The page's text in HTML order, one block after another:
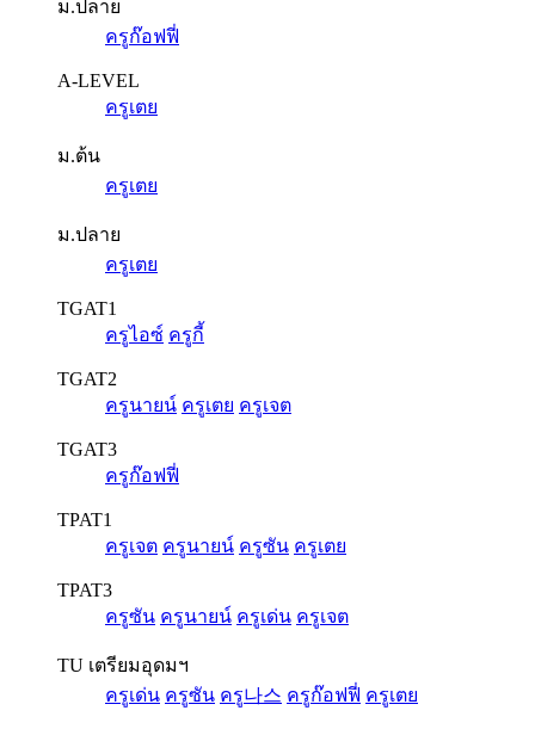
ม.ปลาย
ครูก๊อฟฟี่
A-LEVEL
ครูเตย
ม.ต้น
ครูเตย
ม.ปลาย
ครูเตย
TGAT1
ครูไอซ์ ครูกี้
TGAT2
ครูนายน์ ครูเตย ครูเจต
TGAT3
ครูก๊อฟฟี่
TPAT1
ครูเจต ครูนายน์ ครูซัน ครูเตย
TPAT3
ครูซัน ครูนายน์ ครูเด่น ครูเจต
TU เตรียมอุดมฯ
ครูเด่น ครูซัน ครู나스 ครูก๊อฟฟี่ ครูเตย